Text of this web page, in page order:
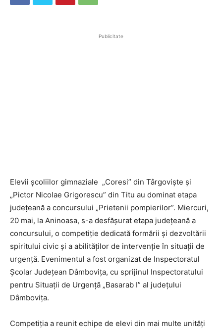
Publicitate
Elevii școliilor gimnaziale „Coresi” din Târgoviște și
„Pictor Nicolae Grigorescu” din Titu au dominat etapa
județeană a concursului „Prietenii pompierilor”. Miercuri,
20 mai, la Aninoasa, s-a desfășurat etapa județeană a
concursului, o competiție dedicată formării și dezvoltării
spiritului civic și a abilităților de intervenție în situații de
urgență. Evenimentul a fost organizat de Inspectoratul
Școlar Județean Dâmbovița, cu sprijinul Inspectoratului
pentru Situații de Urgență „Basarab I” al județului
Dâmbovița.
Competiția a reunit echipe de elevi din mai multe unități